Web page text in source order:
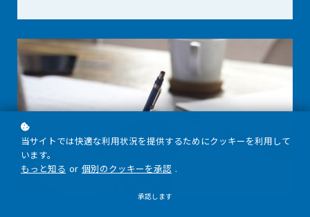
当サイトでは快適な利用状況を提供するためにクッキーを利用して
います。
もっと知る or 個別のクッキーを承認 .
承認します